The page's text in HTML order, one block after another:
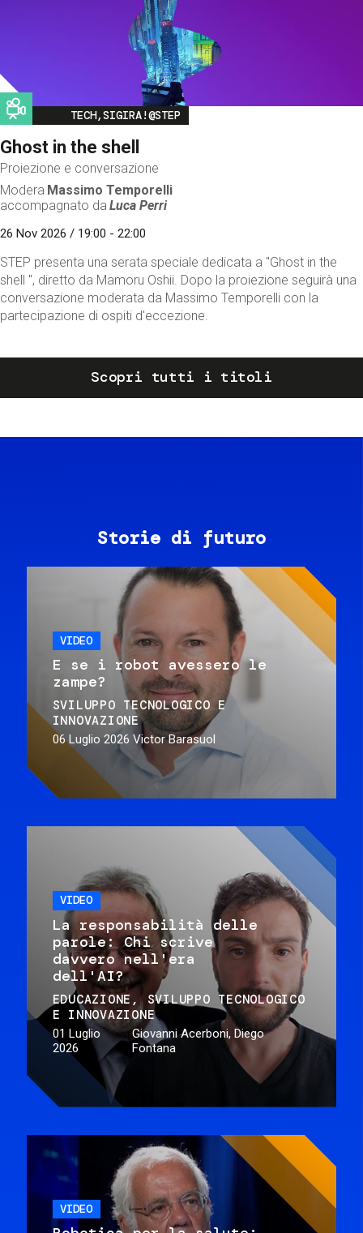
Image
TECH,SIGIRA!@STEP
Ghost in the shell
Proiezione e conversazione
Modera Massimo Temporelli
accompagnato da Luca Perri
26 Nov 2026 / 19:00 - 22:00
STEP presenta una serata speciale dedicata a "Ghost in the
shell ", diretto da Mamoru Oshii. Dopo la proiezione seguirà una
conversazione moderata da Massimo Temporelli con la
partecipazione di ospiti d'eccezione.
Scopri tutti i titoli
Storie di futuro
VIDEO
E se i robot avessero le
zampe?
SVILUPPO TECNOLOGICO E
INNOVAZIONE
06 Luglio 2026 Victor Barasuol
VIDEO
La responsabilità delle
parole: Chi scrive
davvero nell'era
dell'AI?
EDUCAZIONE
SVILUPPO TECNOLOGICO
E INNOVAZIONE
01 Luglio
2026
Giovanni Acerboni, Diego
Fontana
VIDEO